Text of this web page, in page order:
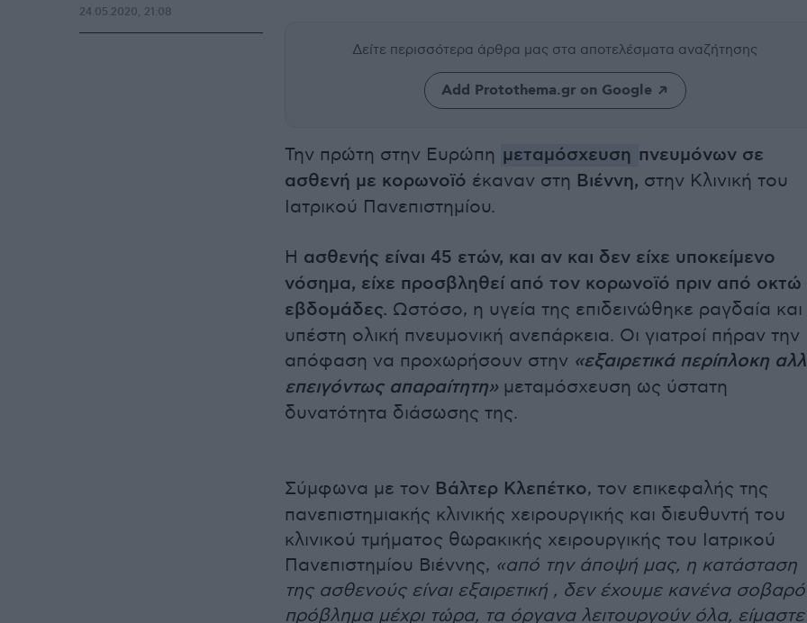
Δείτε περισσότερα άρθρα μας στα αποτελέσματα αναζήτησης
Add Protothema.gr on Google
Την πρώτη στην Ευρώπη μεταμόσχευση πνευμόνων σε
ασθενή με κορωνοϊό έκαναν στη Βιέννη, στην Κλινική του
Ιατρικού Πανεπιστημίου.
Η ασθενής είναι 45 ετών, και αν και δεν είχε υποκείμενο
νόσημα, είχε προσβληθεί από τον κορωνοϊό πριν από οκτώ
εβδομάδες. Ωστόσο, η υγεία της επιδεινώθηκε ραγδαία και
υπέστη ολική πνευμονική ανεπάρκεια. Οι γιατροί πήραν την
απόφαση να προχωρήσουν στην «εξαιρετικά περίπλοκη
επειγόντως απαραίτητη»μεταμόσχευση ως ύστατη
δυνατότητα διάσωσης της.
Σύμφωνα με τον Βάλτερ Κλεπέτκο, τον επικεφαλής της
πανεπιστημιακής κλινικής χειρουργικής και διευθυντή του
κλινικού τμήματος θωρακικής χειρουργικής του Ιατρικού
Πανεπιστημίου Βιέννης, «από την άποψή μας, η κατάσταση
της ασθενούς είναι εξαιρετική , δεν έχουμε κανένα σοβαρό
πρόβλημα μέχρι τώρα, τα όργανα λειτουργούν όλα, είμαστε
24.05.2020, 21:08